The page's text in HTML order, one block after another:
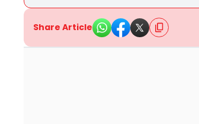
Share Article